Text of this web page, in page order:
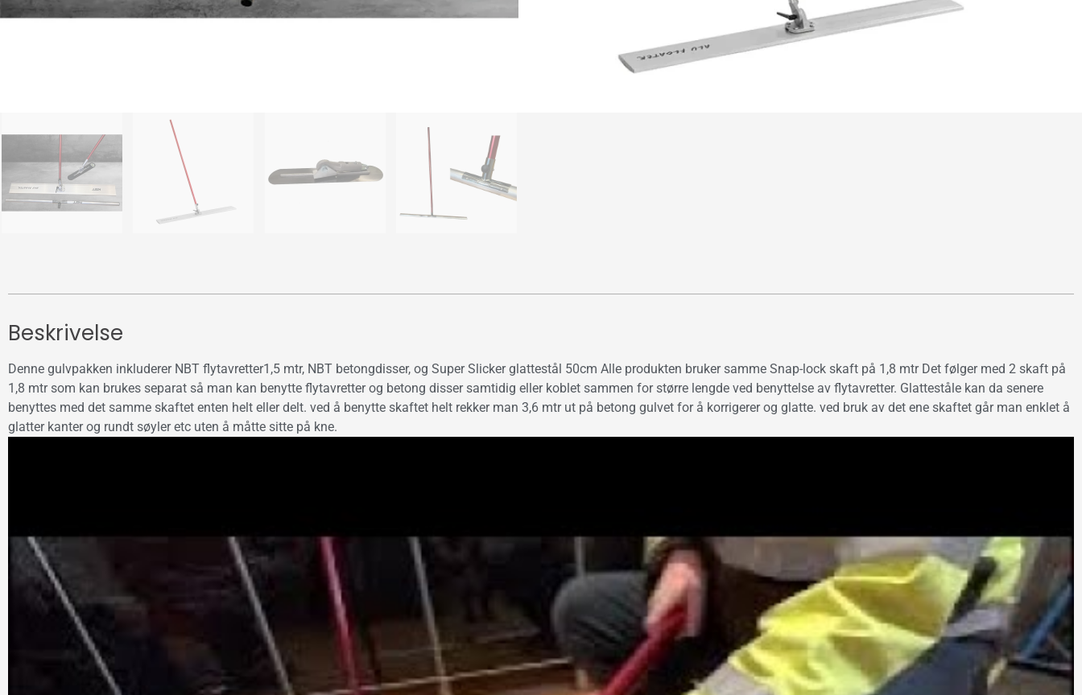
Beskrivelse
Denne gulvpakken inkluderer NBT flytavretter1,5 mtr, NBT betongdisser, og Super Slicker glattestål 50cm Alle produkten bruker samme Snap-lock skaft på 1,8 mtr Det følger med 2 skaft på
1,8 mtr som kan brukes separat så man kan benytte flytavretter og betong disser samtidig eller koblet sammen for større lengde ved benyttelse av flytavretter. Glatteståle kan da senere
benyttes med det samme skaftet enten helt eller delt. ved å benytte skaftet helt rekker man 3,6 mtr ut på betong gulvet for å korrigerer og glatte. ved bruk av det ene skaftet går man enklet å
glatter kanter og rundt søyler etc uten å måtte sitte på kne.